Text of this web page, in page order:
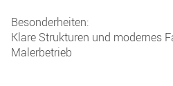
Besonderheiten:
Klare Strukturen und modernes
Malerbetrieb